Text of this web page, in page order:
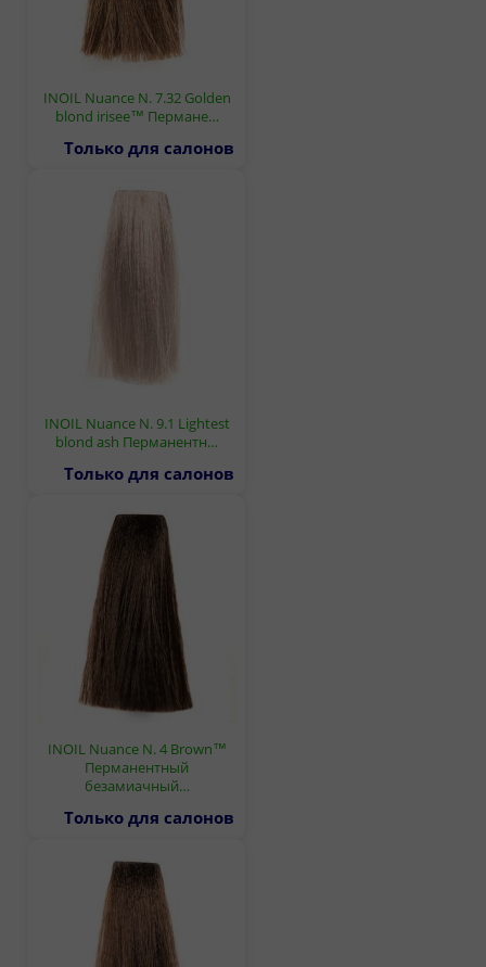
INOIL Nuance N. 7.32 Golden
blond irisee™ Пермане…
Только для салонов
INOIL Nuance N. 9.1 Lightest
blond ash Перманентн…
Только для салонов
INOIL Nuance N. 4 Brown™
Перманентный
безамиачный…
Только для салонов